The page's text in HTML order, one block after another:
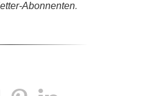
Abonnenten.